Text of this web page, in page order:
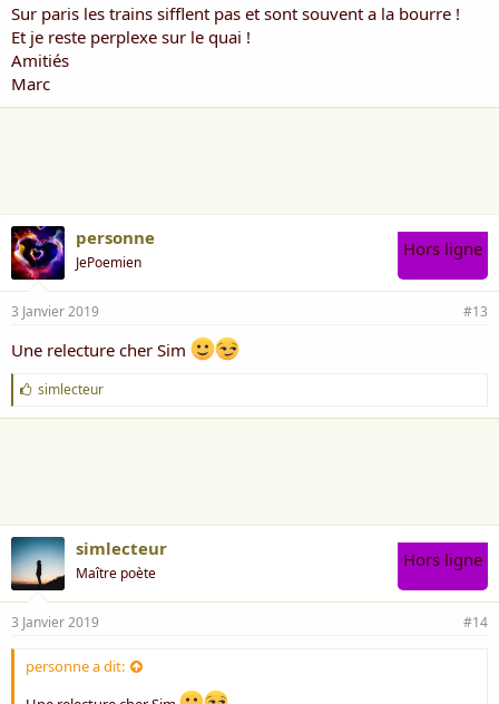
Sur paris les trains sifflent pas et sont souvent a la bourre !
Et je reste perplexe sur le quai !
Amitiés
Marc
personne
JePoemien
Hors ligne
3 Janvier 2019 #13
Une relecture cher Sim
J
'
a
simlecteur
simlecteur
Maître poète
Hors ligne
3 Janvier 2019 #14
personne a dit: